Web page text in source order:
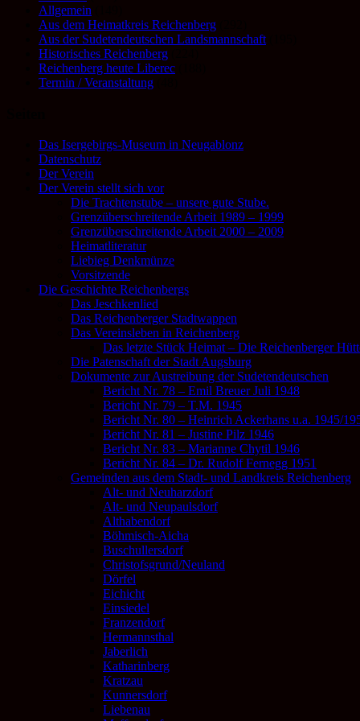
Allgemein
Aus dem Heimatkreis Reichenberg
Aus der Sudetendeutschen Landsmannschaft
Historisches Reichenberg
Reichenberg heute Liberec
Termin / Veranstaltung
Das Isergebirgs-Museum in Neugablonz
Datenschutz
Der Verein
Der Verein stellt sich vor
Die Trachtenstube – unsere gute Stube.
Grenzüberschreitende Arbeit 1989 – 1999
Grenzüberschreitende Arbeit 2000 – 2009
Heimatliteratur
Liebieg Denkmünze
Vorsitzende
Die Geschichte Reichenbergs
Das Jeschkenlied
Das Reichenberger Stadtwappen
Das Vereinsleben in Reichenberg
Das letzte Stück Heimat – Die Reichenberger
Die Patenschaft der Stadt Augsburg
Dokumente zur Austreibung der Sudetendeutschen
Bericht Nr. 78 – Emil Breuer Juli 1948
Bericht Nr. 79 – T.M. 1945
Bericht Nr. 80 – Heinrich Ackerhans u.a. 1945/
Bericht Nr. 81 – Justine Pilz 1946
Bericht Nr. 83 – Marianne Chytil 1946
Bericht Nr. 84 – Dr. Rudolf Fernegg 1951
Gemeinden aus dem Stadt- und Landkreis Reichenberg
Alt- und Neuharzdorf
Alt- und Neupaulsdorf
Althabendorf
Böhmisch-Aicha
Buschullersdorf
Christofsgrund/Neuland
Dörfel
Eichicht
Einsiedel
Franzendorf
Hermannsthal
Jaberlich
Katharinberg
Kratzau
Kunnersdorf
Liebenau